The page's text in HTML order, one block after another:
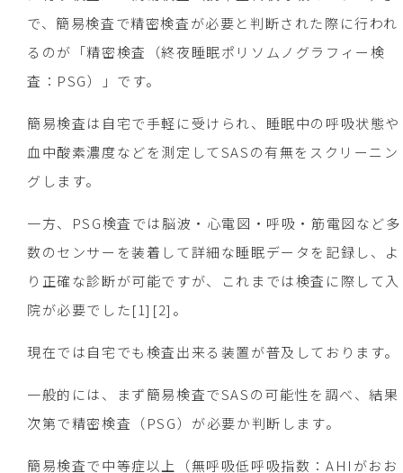
で、簡易検査で精密検査が必要と判断された際に行われ
るのが「精密検査（終夜睡眠ポリソムノグラフィー検
査：PSG）」です。
簡易検査は自宅で手軽に受けられ、睡眠中の呼吸状態や
血中酸素濃度などを測定してSASの有無をスクリーニン
グします。
一方、PSG検査では脳波・心電図・呼吸・筋電図など多
数のセンサーを装着して詳細な睡眠データを記録し、よ
り正確な診断が可能ですが、これまでは検査に際して入
院が必要でした[1][2]。
現在では自宅でも検査出来る装置が普及しております。
一般的には、まず簡易検査でSASの可能性を調べ、結果
次第で精密検査（PSG）が必要か判断します。
簡易検査で中等症以上（無呼吸低呼吸指数：AHIがおお